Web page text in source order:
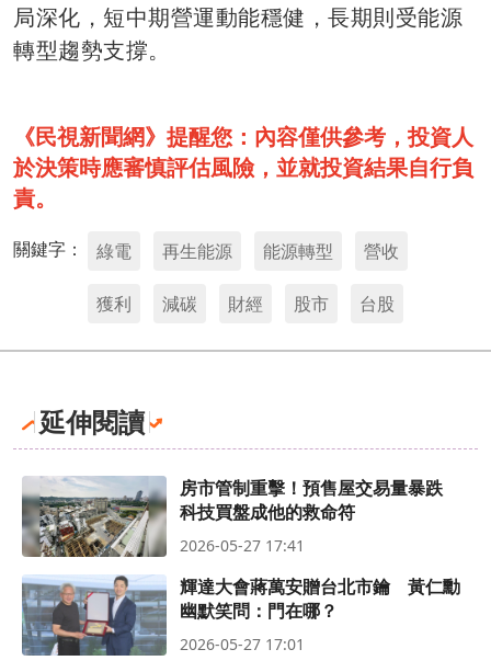
局深化，短中期營運動能穩健，長期則受能源
轉型趨勢支撐。
《民視新聞網》提醒您：內容僅供參考，投資人
於決策時應審慎評估風險，並就投資結果自行負
責。
關鍵字： 綠電 再生能源 能源轉型 營收
獲利 減碳 財經 股市 台股
延伸閱讀
房市管制重擊！預售屋交易量暴跌
科技買盤成他的救命符
2026-05-27 17:41
輝達大會蔣萬安贈台北市鑰 黃仁勳
幽默笑問：門在哪？
2026-05-27 17:01